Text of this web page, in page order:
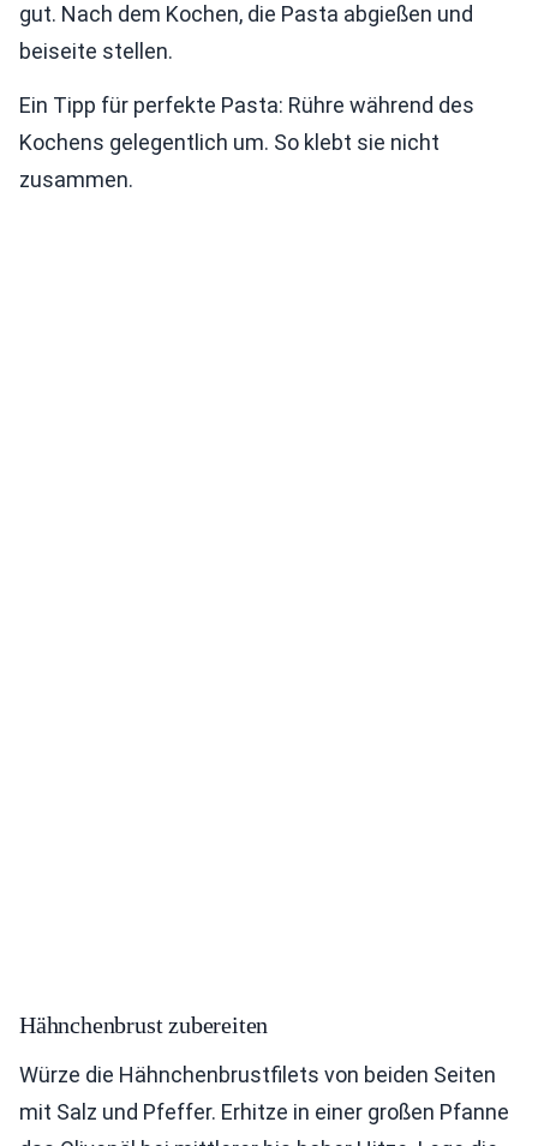
gut. Nach dem Kochen, die Pasta abgießen und
beiseite stellen.
Ein Tipp für perfekte Pasta: Rühre während des
Kochens gelegentlich um. So klebt sie nicht
zusammen.
Hähnchenbrust zubereiten
Würze die Hähnchenbrustfilets von beiden Seiten
mit Salz und Pfeffer. Erhitze in einer großen Pfanne